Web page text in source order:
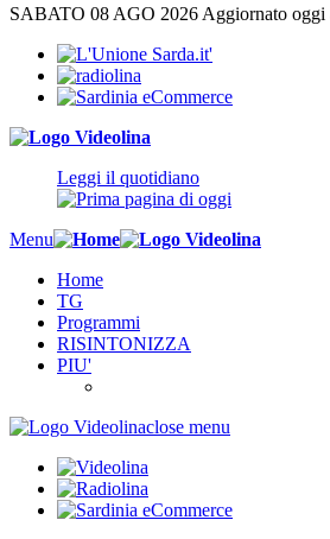
SABATO 08 AGO 2026 Aggiornato oggi
Leggi il quotidiano
Menu
Home
TG
Programmi
RISINTONIZZA
PIU'
close menu